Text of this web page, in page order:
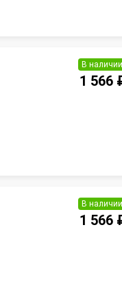
В наличии
1 566
В наличии
1 566